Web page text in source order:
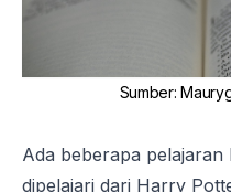
Sumber:
Ada beberapa
dipelajari dari Harry